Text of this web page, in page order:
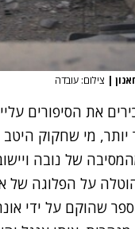
| צילום: עובדה
את הסיפורים
יותר, מי שחקוק
של נובה
על הפלוגה של
שהוקם על ידי